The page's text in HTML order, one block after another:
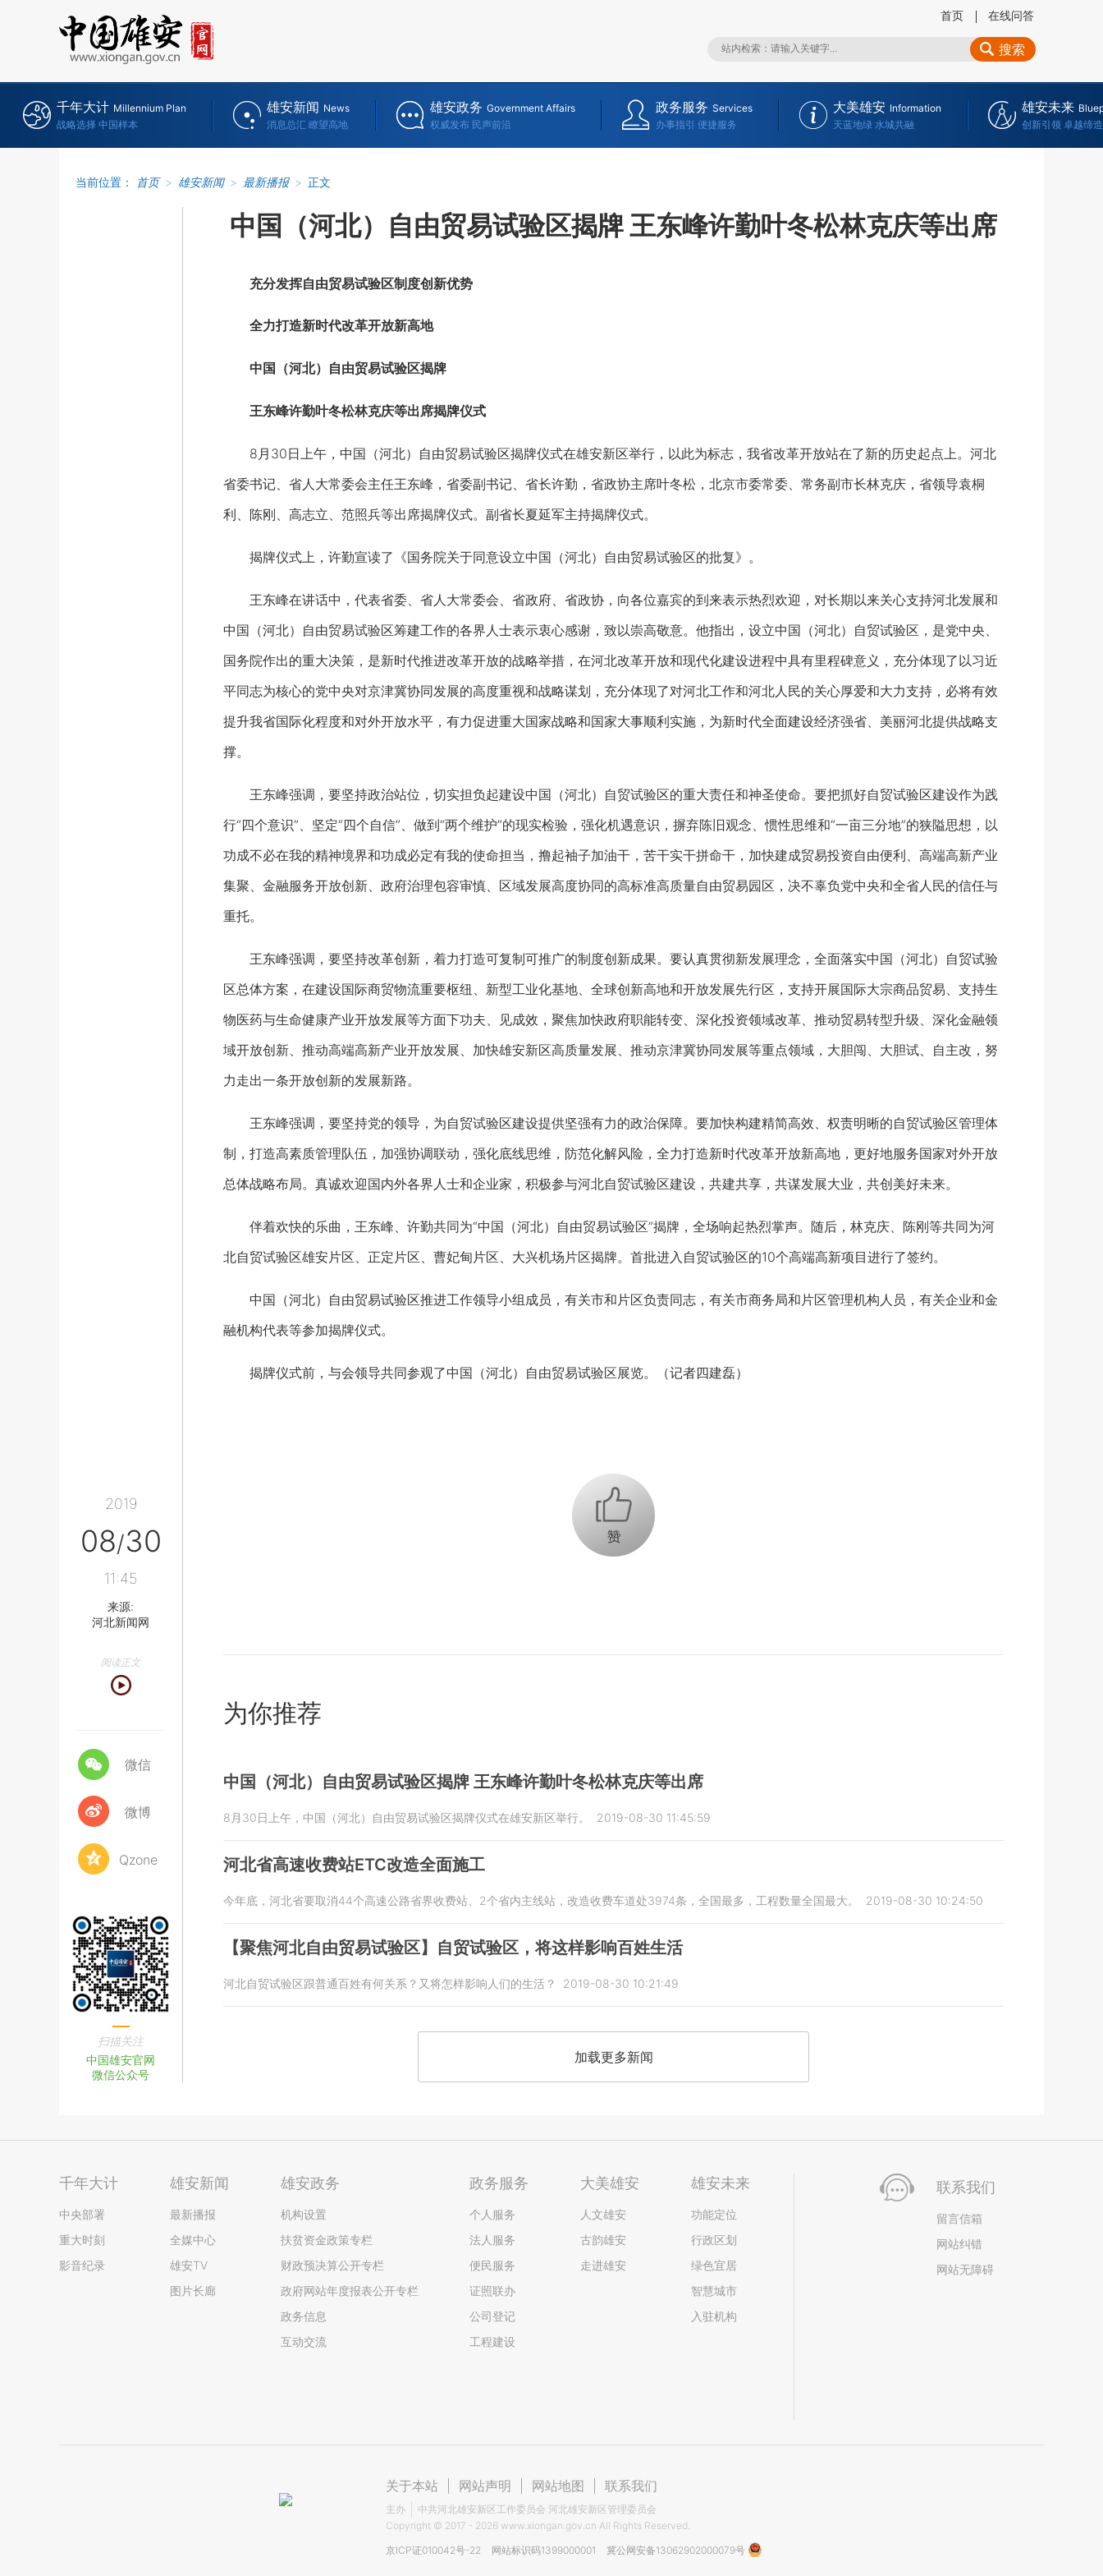
首页 在线问答
搜索
千年大计 Millennium Plan
战略选择 中国样本
雄安新闻 News
消息总汇 瞭望高地
雄安政务 Government Affairs
权威发布 民声前沿
政务服务 Services
办事指引 便捷服务
大美雄安 Information
天蓝地绿 水城共融
雄安未来
创新引领 卓越缔造
当前位置： 首页 > 雄安新闻 > 最新播报 > 正文
2019
08/30
11:45
来源:
河北新闻网
阅读正文
微信
微博
Qzone
扫描关注
中国雄安官网
微信公众号
中国（河北）自由贸易试验区揭牌 王东峰许勤叶冬松林克庆等出席
充分发挥自由贸易试验区制度创新优势
全力打造新时代改革开放新高地
中国（河北）自由贸易试验区揭牌
王东峰许勤叶冬松林克庆等出席揭牌仪式
8月30日上午，中国（河北）自由贸易试验区揭牌仪式在雄安新区举行，以此为标志，我省改革开放站在了新的历史起点上。河北
省委书记、省人大常委会主任王东峰，省委副书记、省长许勤，省政协主席叶冬松，北京市委常委、常务副市长林克庆，省领导袁桐
利、陈刚、高志立、范照兵等出席揭牌仪式。副省长夏延军主持揭牌仪式。
揭牌仪式上，许勤宣读了《国务院关于同意设立中国（河北）自由贸易试验区的批复》。
王东峰在讲话中，代表省委、省人大常委会、省政府、省政协，向各位嘉宾的到来表示热烈欢迎，对长期以来关心支持河北发展和
中国（河北）自由贸易试验区筹建工作的各界人士表示衷心感谢，致以崇高敬意。他指出，设立中国（河北）自贸试验区，是党中央、
国务院作出的重大决策，是新时代推进改革开放的战略举措，在河北改革开放和现代化建设进程中具有里程碑意义，充分体现了以习近
平同志为核心的党中央对京津冀协同发展的高度重视和战略谋划，充分体现了对河北工作和河北人民的关心厚爱和大力支持，必将有效
提升我省国际化程度和对外开放水平，有力促进重大国家战略和国家大事顺利实施，为新时代全面建设经济强省、美丽河北提供战略支
撑。
王东峰强调，要坚持政治站位，切实担负起建设中国（河北）自贸试验区的重大责任和神圣使命。要把抓好自贸试验区建设作为践
行“四个意识”、坚定“四个自信”、做到“两个维护”的现实检验，强化机遇意识，摒弃陈旧观念、惯性思维和“一亩三分地”的狭隘思想，以
功成不必在我的精神境界和功成必定有我的使命担当，撸起袖子加油干，苦干实干拼命干，加快建成贸易投资自由便利、高端高新产业
集聚、金融服务开放创新、政府治理包容审慎、区域发展高度协同的高标准高质量自由贸易园区，决不辜负党中央和全省人民的信任与
重托。
王东峰强调，要坚持改革创新，着力打造可复制可推广的制度创新成果。要认真贯彻新发展理念，全面落实中国（河北）自贸试验
区总体方案，在建设国际商贸物流重要枢纽、新型工业化基地、全球创新高地和开放发展先行区，支持开展国际大宗商品贸易、支持生
物医药与生命健康产业开放发展等方面下功夫、见成效，聚焦加快政府职能转变、深化投资领域改革、推动贸易转型升级、深化金融领
域开放创新、推动高端高新产业开放发展、加快雄安新区高质量发展、推动京津冀协同发展等重点领域，大胆闯、大胆试、自主改，努
力走出一条开放创新的发展新路。
王东峰强调，要坚持党的领导，为自贸试验区建设提供坚强有力的政治保障。要加快构建精简高效、权责明晰的自贸试验区管理体
制，打造高素质管理队伍，加强协调联动，强化底线思维，防范化解风险，全力打造新时代改革开放新高地，更好地服务国家对外开放
总体战略布局。真诚欢迎国内外各界人士和企业家，积极参与河北自贸试验区建设，共建共享，共谋发展大业，共创美好未来。
伴着欢快的乐曲，王东峰、许勤共同为“中国（河北）自由贸易试验区”揭牌，全场响起热烈掌声。随后，林克庆、陈刚等共同为河
北自贸试验区雄安片区、正定片区、曹妃甸片区、大兴机场片区揭牌。首批进入自贸试验区的10个高端高新项目进行了签约。
中国（河北）自由贸易试验区推进工作领导小组成员，有关市和片区负责同志，有关市商务局和片区管理机构人员，有关企业和金
融机构代表等参加揭牌仪式。
揭牌仪式前，与会领导共同参观了中国（河北）自由贸易试验区展览。（记者四建磊）
+1
为你推荐
中国（河北）自由贸易试验区揭牌 王东峰许勤叶冬松林克庆等出席
8月30日上午，中国（河北）自由贸易试验区揭牌仪式在雄安新区举行。 2019-08-30 11:45:59
河北省高速收费站ETC改造全面施工
今年底，河北省要取消44个高速公路省界收费站、2个省内主线站，改造收费车道处3974条，全国最多，工程数量全国最大。 2019-08-30 10:24:50
【聚焦河北自由贸易试验区】自贸试验区，将这样影响百姓生活
河北自贸试验区跟普通百姓有何关系？又将怎样影响人们的生活？ 2019-08-30 10:21:49
加载更多新闻
千年大计
中央部署
重大时刻
影音纪录
雄安新闻
最新播报
全媒中心
雄安TV
图片长廊
雄安政务
机构设置
扶贫资金政策专栏
财政预决算公开专栏
政府网站年度报表公开专栏
政务信息
互动交流
政务服务
个人服务
法人服务
便民服务
证照联办
公司登记
工程建设
大美雄安
人文雄安
古韵雄安
走进雄安
雄安未来
功能定位
行政区划
绿色宜居
智慧城市
入驻机构
联系我们
留言信箱
网站纠错
网站无障碍
关于本站 网站声明 网站地图 联系我们
主办
中共河北雄安新区工作委员会 河北雄安新区管理委员会
Copyright © 2017 - 2026 www.xiongan.gov.cn All Rights Reserved.
京ICP证010042号-22
网站标识码1399000001 冀公网安备13062902000079号